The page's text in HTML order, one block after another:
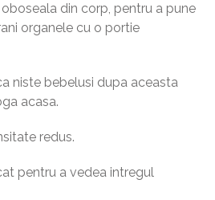
din corp, pentru a pune
organele cu o portie
niste bebelusi dupa aceasta
acasa.
redus.
pentru a vedea intregul